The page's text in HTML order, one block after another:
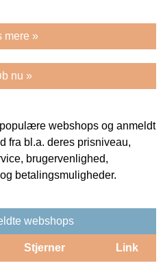
mere »
nu »
webshops og anmeldt
fra bl.a. deres prisniveau,
brugervenlighed,
betalingsmuligheder.
webshops
Stjerner Link